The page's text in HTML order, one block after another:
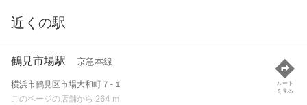
近くの駅
鶴見市場駅 京急本線
横浜市鶴見区市場大和町７-１
このページの店舗から 264 m
ルート
を見る